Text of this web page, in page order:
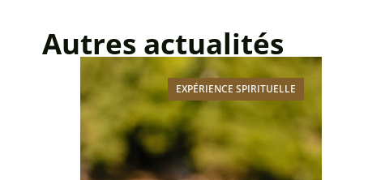
Autres actualités
EXPÉRIENCE SPIRITUELLE